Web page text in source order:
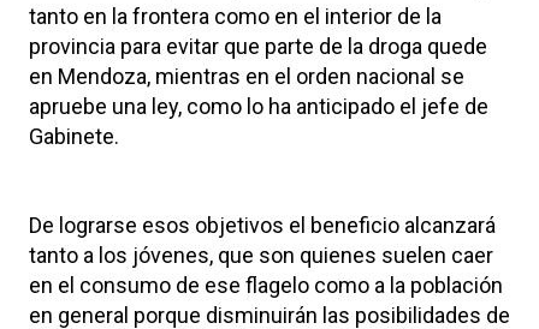
tanto en la frontera como en el interior de la
provincia para evitar que parte de la droga quede
en Mendoza, mientras en el orden nacional se
apruebe una ley, como lo ha anticipado el jefe de
Gabinete.
De lograrse esos objetivos el beneficio alcanzará
tanto a los jóvenes, que son quienes suelen caer
en el consumo de ese flagelo como a la población
en general porque disminuirán las posibilidades de